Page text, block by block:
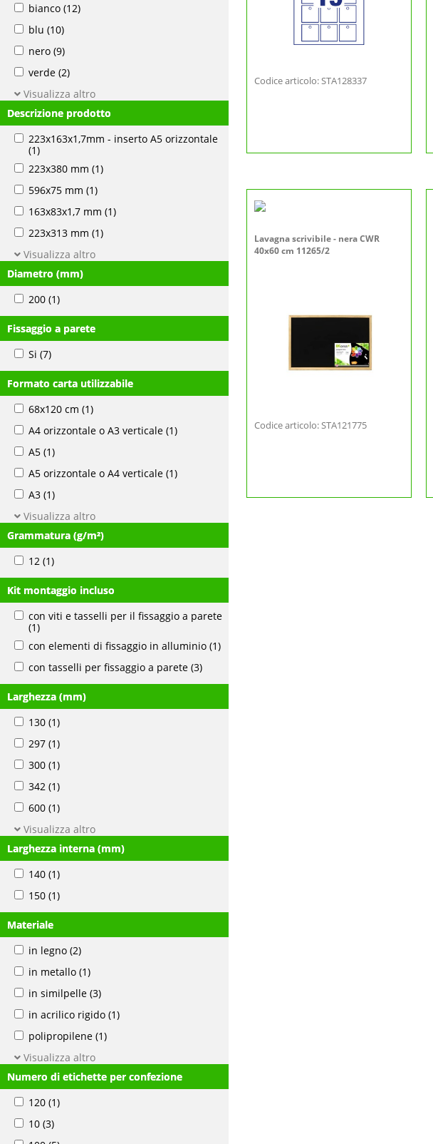
bianco (12)
blu (10)
nero (9)
verde (2)
Visualizza altro
Descrizione prodotto
223x163x1,7mm - inserto A5 orizzontale
(1)
223x380 mm (1)
596x75 mm (1)
163x83x1,7 mm (1)
223x313 mm (1)
Visualizza altro
Diametro (mm)
200 (1)
Fissaggio a parete
Si (7)
Formato carta utilizzabile
68x120 cm (1)
A4 orizzontale o A3 verticale (1)
A5 (1)
A5 orizzontale o A4 verticale (1)
A3 (1)
Visualizza altro
Grammatura (g/m²)
12 (1)
Kit montaggio incluso
con viti e tasselli per il fissaggio a parete
(1)
con elementi di fissaggio in alluminio (1)
con tasselli per fissaggio a parete (3)
Larghezza (mm)
130 (1)
297 (1)
300 (1)
342 (1)
600 (1)
Visualizza altro
Larghezza interna (mm)
140 (1)
150 (1)
Materiale
in legno (2)
in metallo (1)
in similpelle (3)
in acrilico rigido (1)
polipropilene (1)
Visualizza altro
Numero di etichette per confezione
120 (1)
10 (3)
Codice articolo: STA128337
Lavagna scrivibile - nera CWR
40x60 cm 11265/2
Codice articolo: STA121775